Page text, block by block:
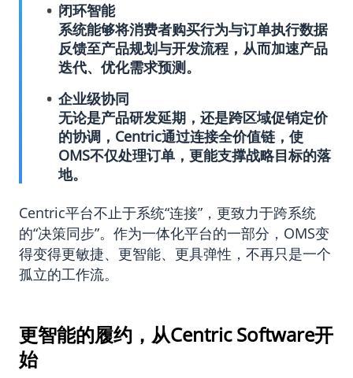
闭环智能
系统能够将消费者购买行为与订单执行数据
反馈至产品规划与开发流程，从而加速产品
迭代、优化需求预测。
企业级协同
无论是产品研发延期，还是跨区域促销定价
的协调，Centric通过连接全价值链，使
OMS不仅处理订单，更能支撑战略目标的落
地。
Centric平台不止于系统“连接”，更致力于跨系统
的“决策同步”。作为一体化平台的一部分，OMS变
得变得更敏捷、更智能、更具弹性，不再只是一个
孤立的工作流。
更智能的履约，从Centric Software开
始